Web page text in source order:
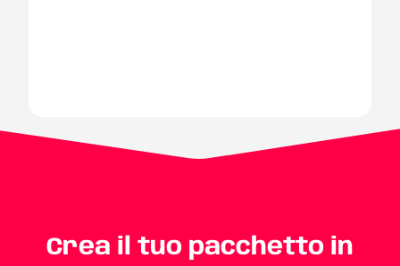
Crea il tuo pacchetto in